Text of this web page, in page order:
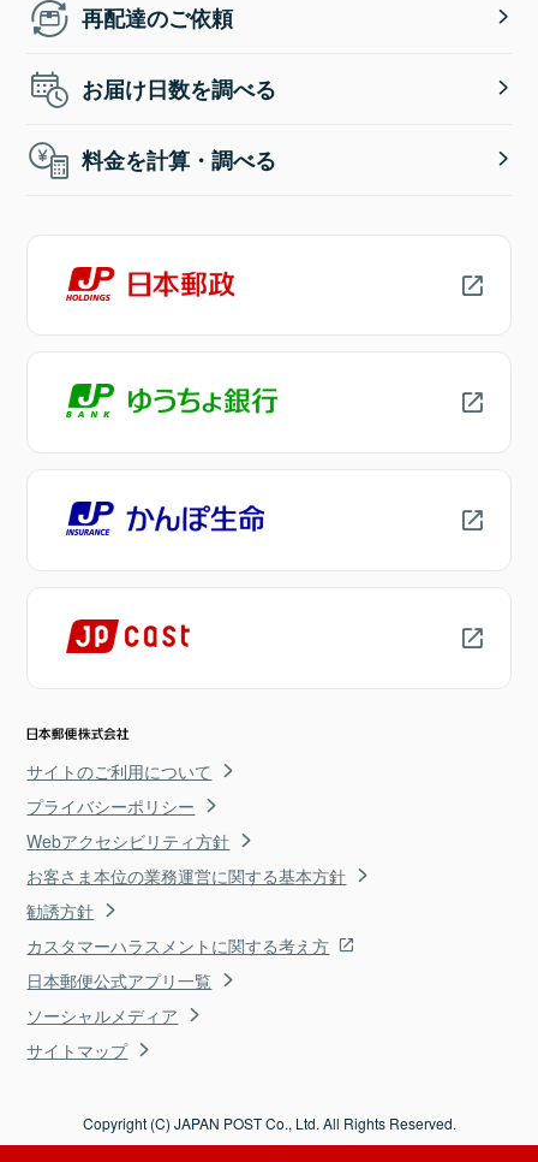
再配達のご依頼
お届け日数を調べる
料金を計算・調べる
サイトのご利用について
プライバシーポリシー
Webアクセシビリティ方針
お客さま本位の業務運営に関する基本方針
勧誘方針
カスタマーハラスメントに関する考え方
日本郵便公式アプリ一覧
ソーシャルメディア
サイトマップ
Copyright (C) JAPAN POST Co., Ltd. All Rights Reserved.